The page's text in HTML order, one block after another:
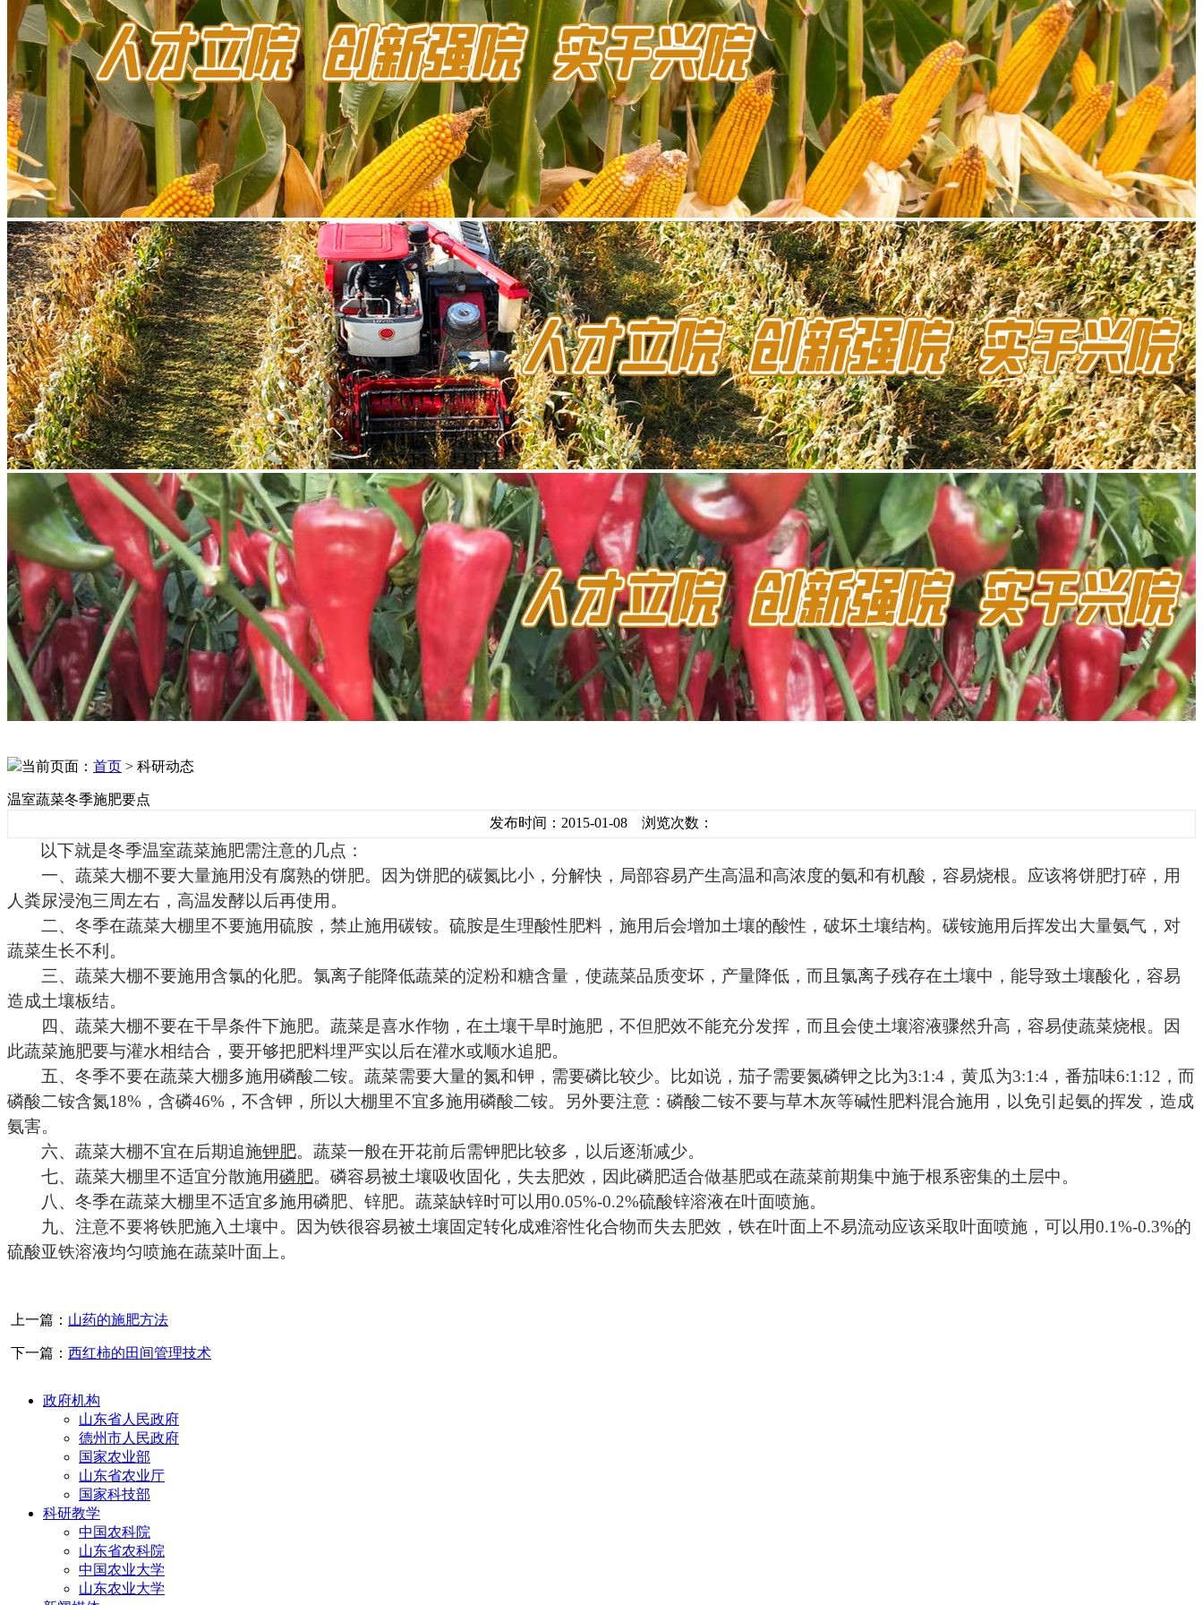
当前页面： 首页 > 科研动态
温室蔬菜冬季施肥要点
发布时间：2015-01-08 浏览次数：
以下就是冬季温室蔬菜施肥需注意的几点：
一、蔬菜大棚不要大量施用没有腐熟的饼肥。因为饼肥的碳氮比小，分解快，局部容易产生高温和高浓度的氨和有机酸，容易烧根。应该将饼肥打碎，用
人粪尿浸泡三周左右，高温发酵以后再使用。
二、冬季在蔬菜大棚里不要施用硫胺，禁止施用碳铵。硫胺是生理酸性肥料，施用后会增加土壤的酸性，破坏土壤结构。碳铵施用后挥发出大量氨气，对
蔬菜生长不利。
三、蔬菜大棚不要施用含氯的化肥。氯离子能降低蔬菜的淀粉和糖含量，使蔬菜品质变坏，产量降低，而且氯离子残存在土壤中，能导致土壤酸化，容易
造成土壤板结。
四、蔬菜大棚不要在干旱条件下施肥。蔬菜是喜水作物，在土壤干旱时施肥，不但肥效不能充分发挥，而且会使土壤溶液骤然升高，容易使蔬菜烧根。因
此蔬菜施肥要与灌水相结合，要开够把肥料埋严实以后在灌水或顺水追肥。
五、冬季不要在蔬菜大棚多施用磷酸二铵。蔬菜需要大量的氮和钾，需要磷比较少。比如说，茄子需要氮磷钾之比为3:1:4 ，黄瓜为3:1:4 ，番茄味6:1:12 ，而
磷酸二铵含氮18% ，含磷46% ，不含钾，所以大棚里不宜多施用磷酸二铵。另外要注意：磷酸二铵不要与草木灰等碱性肥料混合施用，以免引起氨的挥发，造成
氨害。
六、蔬菜大棚不宜在后期追施钾肥。蔬菜一般在开花前后需钾肥比较多，以后逐渐减少。
七、蔬菜大棚里不适宜分散施用磷肥。磷容易被土壤吸收固化，失去肥效，因此磷肥适合做基肥或在蔬菜前期集中施于根系密集的土层中。
八、冬季在蔬菜大棚里不适宜多施用磷肥、锌肥。蔬菜缺锌时可以用0.05%-0.2%硫酸锌溶液在叶面喷施。
九、注意不要将铁肥施入土壤中。因为铁很容易被土壤固定转化成难溶性化合物而失去肥效，铁在叶面上不易流动应该采取叶面喷施，可以用0.1%-0.3%的
硫酸亚铁溶液均匀喷施在蔬菜叶面上。
上一篇： 山药的施肥方法
下一篇： 西红柿的田间管理技术
政府机构
山东省人民政府
德州市人民政府
国家农业部
山东省农业厅
国家科技部
科研教学
中国农科院
山东省农科院
中国农业大学
山东农业大学